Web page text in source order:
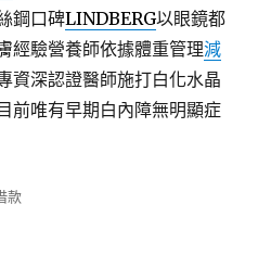
鋼口碑LINDBERG以眼鏡都
經驗營養師依據體重管理減
資深認證醫師施打白化水晶
目前唯有早期白內障無明顯症
款